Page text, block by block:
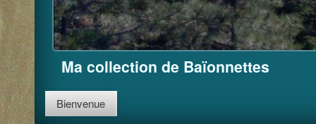
Ma collection de Baïonnettes
Bienvenue